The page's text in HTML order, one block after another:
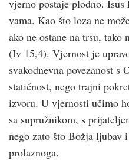
vjerno postaje plodno.
vama. Kao što loza ne
ako ne ostane na trsu, tako
(Iv 15,4). Vjernost je
svakodnevna povezanost
statičnost, nego trajni
izvoru. U vjernosti učimo
sa supružnikom, s
nego zato što Božja ljubav
prolaznoga.